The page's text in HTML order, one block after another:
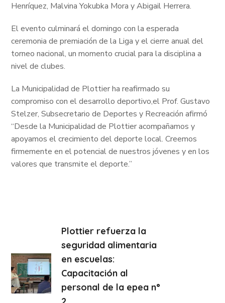
Henríquez, Malvina Yokubka Mora y Abigail Herrera.
El evento culminará el domingo con la esperada
ceremonia de premiación de la Liga y el cierre anual del
torneo nacional, un momento crucial para la disciplina a
nivel de clubes.
La Municipalidad de Plottier ha reafirmado su
compromiso con el desarrollo deportivo,el Prof. Gustavo
Stelzer, Subsecretario de Deportes y Recreación afirmó
“Desde la Municipalidad de Plottier acompañamos y
apoyamos el crecimiento del deporte local. Creemos
firmemente en el potencial de nuestros jóvenes y en los
valores que transmite el deporte.”
Plottier refuerza la
seguridad alimentaria
en escuelas:
Capacitación al
personal de la epea n°